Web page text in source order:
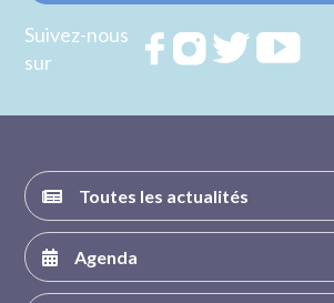
Suivez-nous
sur
RejoignezRejoignezRejoignez
Toutes les actualités
Agenda